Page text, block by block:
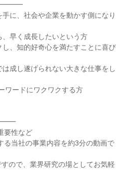
に、社会や企業を動かす側になり
早く成長したいという方
、知的好奇心を満たすことに喜び
成し遂げられない大きな仕事をし
ワードにワクワクする方
要性など
る当社の事業内容を約3分の動画で
ので、業界研究の場としてお気軽